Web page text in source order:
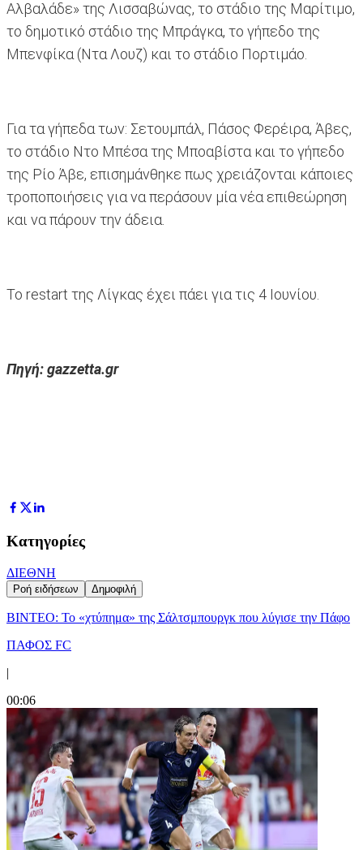
Αλβαλάδε» της Λισσαβώνας, το στάδιο της Μαρίτιμο,
το δημοτικό στάδιο της Μπράγκα, το γήπεδο της
Μπενφίκα (Ντα Λουζ) και το στάδιο Πορτιμάο.
Για τα γήπεδα των: Σετουμπάλ, Πάσος Φερέιρα, Άβες,
το στάδιο Ντο Μπέσα της Μποαβίστα και το γήπεδο
της Ρίο Άβε, επισημάνθηκε πως χρειάζονται κάποιες
τροποποιήσεις για να περάσουν μία νέα επιθεώρηση
και να πάρουν την άδεια.
Το restart της Λίγκας έχει πάει για τις 4 Ιουνίου.
Πηγή: gazzetta.gr
Κατηγορίες
ΔΙΕΘΝΗ
Ροή ειδήσεων Δημοφιλή
ΒΙΝΤΕΟ: Το «χτύπημα» της Σάλτσμπουργκ που λύγισε την Πάφο
ΠΑΦΟΣ FC
|
00:06